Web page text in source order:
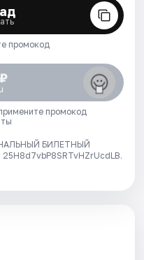
промокод
промокод
БИЛЕТНЫЙ